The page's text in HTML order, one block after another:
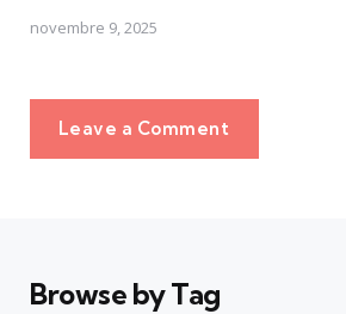
novembre 9, 2025
Leave a Comment
Browse by Tag